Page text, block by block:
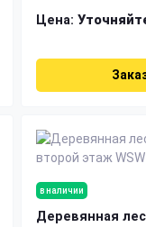
Цена:
в наличии
Деревянная